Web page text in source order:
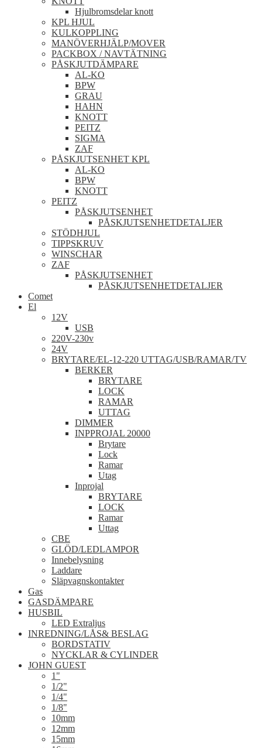
Hjulbromsdelar knott
KPL HJUL
KULKOPPLING
MANÖVERHJÄLP/MOVER
PACKBOX / NAVTÄTNING
PÅSKJUTDÄMPARE
AL-KO
BPW
GRAU
HAHN
KNOTT
PEITZ
SIGMA
ZAF
PÅSKJUTSENHET KPL
AL-KO
BPW
KNOTT
PEITZ
PÅSKJUTSENHET
PÅSKJUTSENHETDETALJER
STÖDHJUL
TIPPSKRUV
WINSCHAR
ZAF
PÅSKJUTSENHET
PÅSKJUTSENHETDETALJER
Comet
El
12V
USB
220V-230v
24V
BRYTARE/EL-12-220 UTTAG/USB/RAMAR/TV
BERKER
BRYTARE
LOCK
RAMAR
UTTAG
DIMMER
INPPROJAL 20000
Brytare
Lock
Ramar
Utag
Inprojal
BRYTARE
LOCK
Ramar
Uttag
CBE
GLÖD/LEDLAMPOR
Innebelysning
Laddare
Släpvagnskontakter
Gas
GASDÄMPARE
HUSBIL
LED Extraljus
INREDNING/LÅS& BESLAG
BORDSTATIV
NYCKLAR & CYLINDER
JOHN GUEST
1"
1/2"
1/4"
1/8"
10mm
12mm
15mm